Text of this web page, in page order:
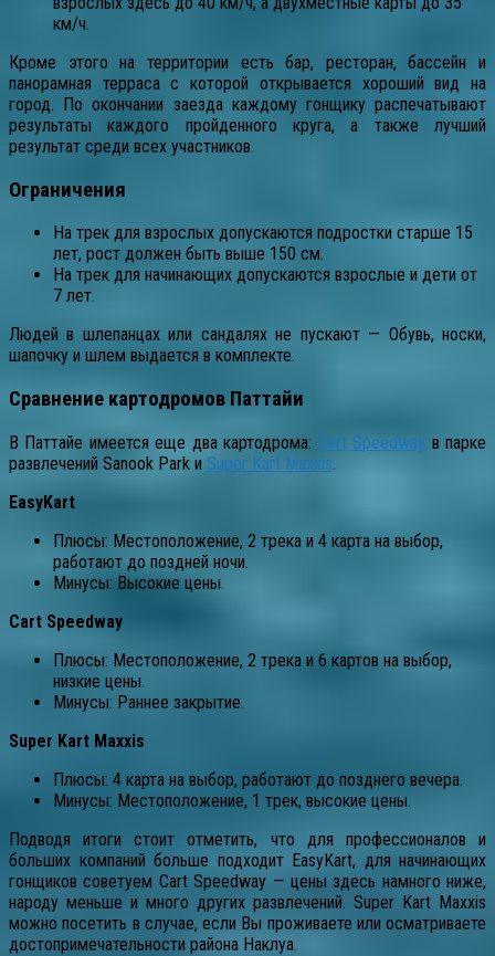
км/ч.
Кроме этого на территории есть бар, ресторан, бассейн и
панорамная терраса с которой открывается хороший вид на
город. По окончании заезда каждому гонщику распечатывают
результаты каждого пройденного круга, а также лучший
результат среди всех участников.
Ограничения
На трек для взрослых допускаются подростки старше 15
лет, рост должен быть выше 150 см.
На трек для начинающих допускаются взрослые и дети от
7 лет.
Людей в шлепанцах или сандалях не пускают — Обувь, носки,
шапочку и шлем выдается в комплекте.
Сравнение картодромов Паттайи
В Паттайе имеется еще два картодрома: Cart Speedway в парке
развлечений Sanook Park и Super Kart Maxxis.
EasyKart
Плюсы: Местоположение, 2 трека и 4 карта на выбор,
работают до поздней ночи.
Минусы: Высокие цены.
Cart Speedway
Плюсы: Местоположение, 2 трека и 6 картов на выбор,
низкие цены.
Минусы: Раннее закрытие.
Super Kart Maxxis
Плюсы: 4 карта на выбор, работают до позднего вечера.
Минусы: Местоположение, 1 трек, высокие цены.
Подводя итоги стоит отметить, что для профессионалов и
больших компаний больше подходит EasyKart, для начинающих
гонщиков советуем Cart Speedway — цены здесь намного ниже,
народу меньше и много других развлечений. Super Kart Maxxis
можно посетить в случае, если Вы проживаете или осматриваете
достопримечательности района Наклуа.